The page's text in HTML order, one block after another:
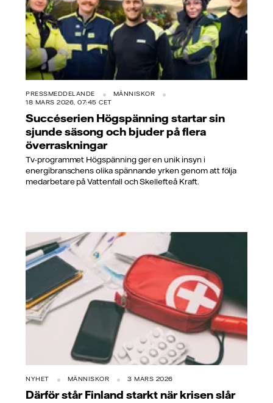
PRESSMEDDELANDE
MÄNNISKOR
18 MARS 2026, 07:45 CET
Succéserien Högspänning startar sin
sjunde säsong och bjuder på flera
överraskningar
Tv-programmet Högspänning ger en unik insyn i
energibranschens olika spännande yrken genom att följa
medarbetare på Vattenfall och Skellefteå Kraft.
NYHET MÄNNISKOR 3 MARS 2026
Därför står Finland starkt när krisen slår